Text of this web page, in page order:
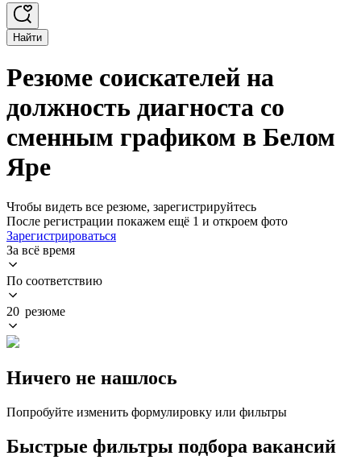
Найти
Резюме соискателей на
должность диагноста со
сменным графиком в Белом
Яре
Чтобы видеть все резюме, зарегистрируйтесь
После регистрации покажем ещё 1 и откроем фото
Зарегистрироваться
За всё время
По соответствию
20 резюме
Ничего не нашлось
Попробуйте изменить формулировку или фильтры
Быстрые фильтры подбора вакансий